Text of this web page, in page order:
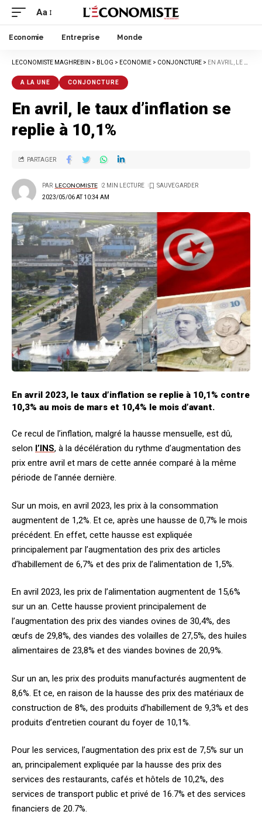
Aa
Economie Entreprise Monde
LECONOMISTE MAGHREBIN > BLOG > ECONOMIE > CONJONCTURE > EN AVRIL, LE TAUX D’INFLATION SE REPLIE À 10,1%
A LA UNE CONJONCTURE
En avril, le taux d’inflation se
replie à 10,1%
2023/05/06 AT 10:34 AM
PAR LECONOMISTE 2 MIN LECTURE
PARTAGER
En avril 2023, le taux d’inflation se replie à 10,1% contre
10,3% au mois de mars et 10,4% le mois d’avant.
Ce recul de l’inflation, malgré la hausse mensuelle, est dû,
selon l’INS, à la décélération du rythme d’augmentation des
prix entre avril et mars de cette année comparé à la même
période de l’année dernière.
Sur un mois, en avril 2023, les prix à la consommation
augmentent de 1,2%. Et ce, après une hausse de 0,7% le mois
précédent. En effet, cette hausse est expliquée
principalement par l’augmentation des prix des articles
d’habillement de 6,7% et des prix de l’alimentation de 1,5%.
En avril 2023, les prix de l’alimentation augmentent de 15,6%
sur un an. Cette hausse provient principalement de
l’augmentation des prix des viandes ovines de 30,4%, des
œufs de 29,8%, des viandes des volailles de 27,5%, des huiles
alimentaires de 23,8% et des viandes bovines de 20,9%.
Sur un an, les prix des produits manufacturés augmentent de
8,6%. Et ce, en raison de la hausse des prix des matériaux de
construction de 8%, des produits d’habillement de 9,3% et des
produits d’entretien courant du foyer de 10,1%.
Pour les services, l’augmentation des prix est de 7,5% sur un
an, principalement expliquée par la hausse des prix des
services des restaurants, cafés et hôtels de 10,2%, des
services de transport public et privé de 16.7% et des services
financiers de 20.7%.